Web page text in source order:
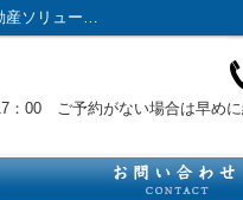
愛媛国際物流ターミナル（アイロット）／松山市のテナント・事業用物件／株式会社不動産ソリューション
：00 ご予約がない場合は早め